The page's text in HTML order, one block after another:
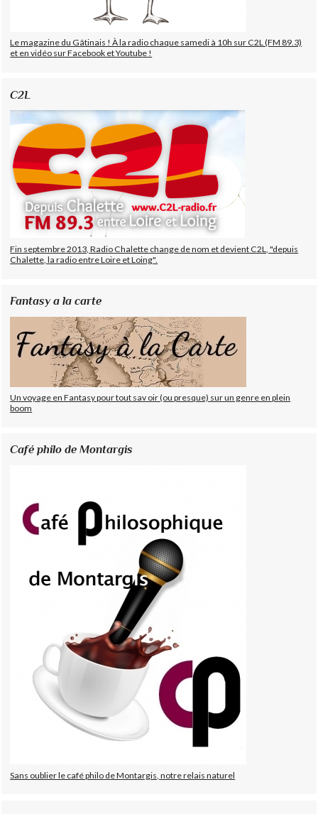
Le magazine du Gâtinais ! À la radio chaque samedi à 10h sur C2L (FM 89.3)
et en vidéo sur Facebook et Youtube !
C2L
Fin septembre 2013, Radio Chalette change de nom et devient C2L, "depuis
Chalette, la radio entre Loire et Loing".
Fantasy a la carte
Un voyage en Fantasy pour tout sav oir (ou presque) sur un genre en plein
boom
Café philo de Montargis
Sans oublier le café philo de Montargis, notre relais naturel